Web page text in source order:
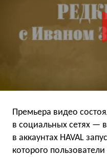
Премьера видео
в социальных сетях —
в аккаунтах HAVAL
которого